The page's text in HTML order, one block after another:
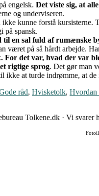
engelsk. Det viste sig, at
og underviseren.
kunne forstå
på spansk.
til en sal fuld af rumænske
på så hårdt arbejde.
det var, hvad der var
rigtige sprog. Det gør man
at turde indrømme, at de
råd, Hvisketolk, Hvordan
Tolkene.dk · Vi svarer